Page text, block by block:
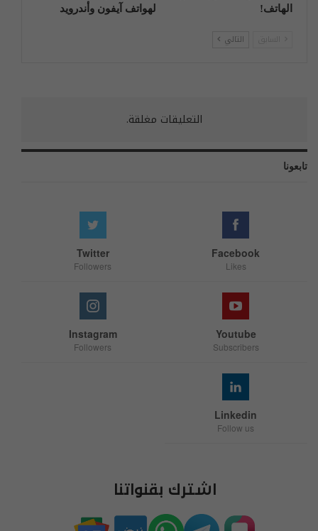
الهاتف!
لهواتف آيفون وأندرويد
التالي
التعليقات مغلقة.
تابعونا
Facebook
Likes
Twitter
Followers
Youtube
Subscribers
Instagram
Followers
Linkedin
Follow us
اشترك بقنواتنا